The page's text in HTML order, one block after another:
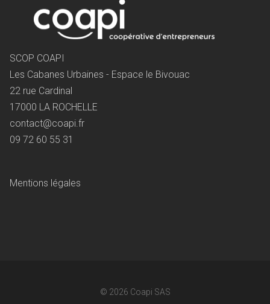
SCOP COAPI
Les Cabanes Urbaines - Espace le Bivouac
22 rue Cardinal
17000 LA ROCHELLE
contact@coapi.fr
09 72 60 55 31
Mentions légales
© 2026 Coapi SAS